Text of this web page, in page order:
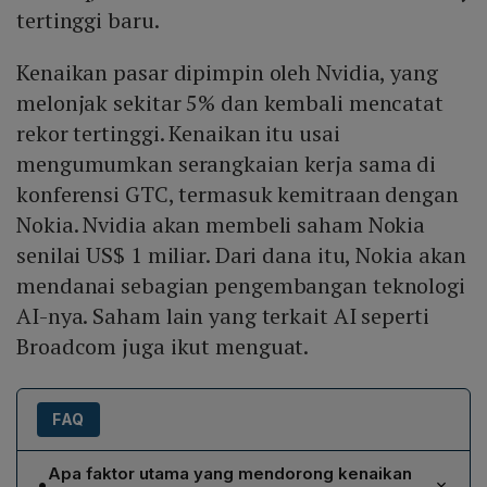
tertinggi baru.
Kenaikan pasar dipimpin oleh Nvidia, yang
melonjak sekitar 5% dan kembali mencatat
rekor tertinggi. Kenaikan itu usai
mengumumkan serangkaian kerja sama di
konferensi GTC, termasuk kemitraan dengan
Nokia. Nvidia akan membeli saham Nokia
senilai US$ 1 miliar. Dari dana itu, Nokia akan
mendanai sebagian pengembangan teknologi
AI-nya. Saham lain yang terkait AI seperti
Broadcom juga ikut menguat.
FAQ
Apa faktor utama yang mendorong kenaikan